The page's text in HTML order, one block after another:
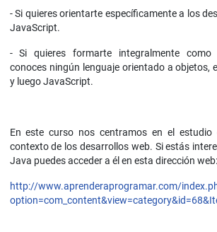
- Si quieres orientarte específicamente a los
JavaScript.
- Si quieres formarte integralmente
conoces ningún lenguaje orientado a objetos,
y luego JavaScript.
En este curso nos centramos en el estudio
contexto de los desarrollos web. Si estás
Java puedes acceder a él en esta dirección web:
http://www.aprenderaprogramar.com/